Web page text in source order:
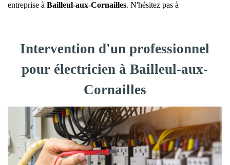
entreprise à Bailleul-aux-Cornailles. N'hésitez pas à
Intervention d'un professionnel
pour électricien à Bailleul-aux-
Cornailles